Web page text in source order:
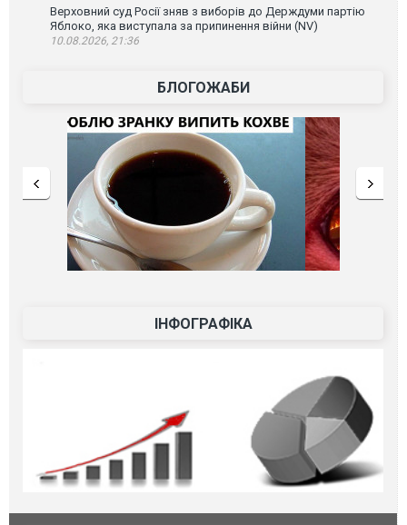
Верховний суд Росії зняв з виборів до Держдуми партію
Яблоко, яка виступала за припинення війни (NV)
10.08.2026, 21:36
БЛОГОЖАБИ
ІНФОГРАФІКА